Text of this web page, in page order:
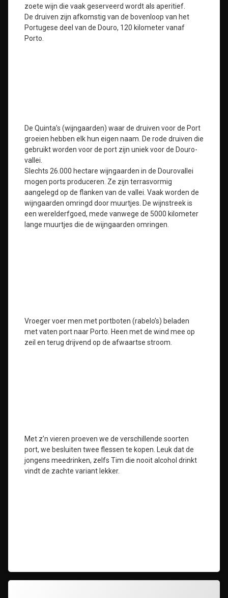
zoete wijn die vaak geserveerd wordt als aperitief.
De druiven zijn afkomstig van de bovenloop van het
Portugese deel van de Douro, 120 kilometer vanaf
Porto.
De Quinta’s (wijngaarden) waar de druiven voor de Port
groeien hebben elk hun eigen naam. De rode druiven die
gebruikt worden voor de port zijn uniek voor de Douro-
vallei.
Slechts 26.000 hectare wijngaarden in de Dourovallei
mogen ports produceren. Ze zijn terrasvormig
aangelegd op de flanken van de vallei. Vaak worden de
wijngaarden omringd door muurtjes. De wijnstreek is
een werelderfgoed, mede vanwege de 5000 kilometer
lange muurtjes die de wijngaarden omringen.
Vroeger voer men met portboten (rabelo’s) beladen
met vaten port naar Porto. Heen met de wind mee op
zeil en terug drijvend op de afwaartse stroom.
Met z’n vieren proeven we de verschillende soorten
port, we besluiten twee flessen te kopen. Leuk dat de
jongens meedrinken, zelfs Tim die nooit alcohol drinkt
vindt de zachte variant lekker.